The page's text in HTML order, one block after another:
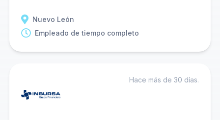
Nuevo León
Empleado de tiempo completo
Hace más de 30 días.